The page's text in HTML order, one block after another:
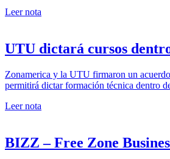
Leer nota
UTU dictará cursos
Zonamerica y la UTU firmaron un
permitirá dictar formación técnica dentro
Leer nota
BIZZ – Free Zone